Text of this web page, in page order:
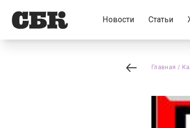
Новости Статьи
Главная /